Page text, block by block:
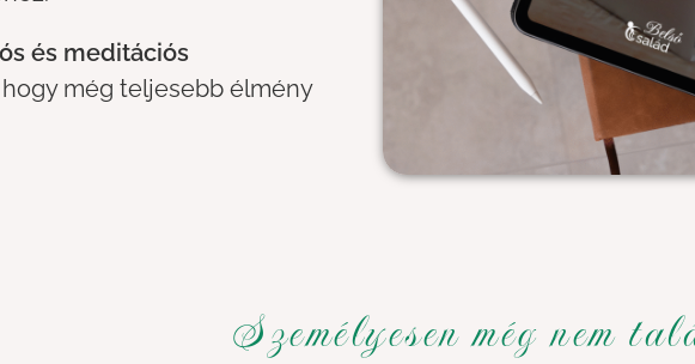
és meditációs
még teljesebb élmény
Személyesen még nem